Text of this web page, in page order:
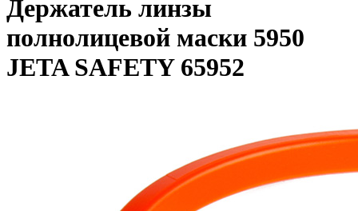
Держатель линзы
полнолицевой маски 5950
JETA SAFETY 65952